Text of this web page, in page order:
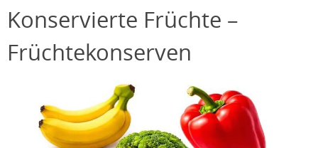
Konservierte Früchte –
Früchtekonserven